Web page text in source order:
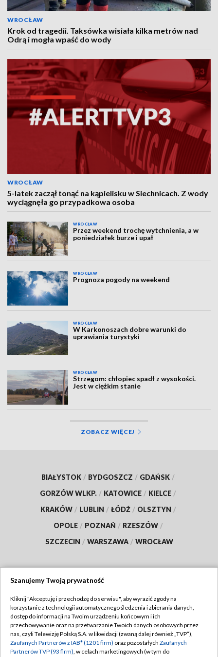
WROCŁAW
Krok od tragedii. Taksówka wisiała kilka metrów nad
Odrą i mogła wpaść do wody
WROCŁAW
5-latek zaczął tonąć na kąpielisku w Siechnicach. Z wody
wyciągnęła go przypadkowa osoba
WROCŁAW
Przez weekend trochę wytchnienia, a w
poniedziałek burze i upał
WROCŁAW
Prognoza pogody na weekend
WROCŁAW
W Karkonoszach dobre warunki do
uprawiania turystyki
WROCŁAW
Strzegom: chłopiec spadł z wysokości.
Jest w ciężkim stanie
ZOBACZ WIĘCEJ
BIAŁYSTOK / BYDGOSZCZ / GDAŃSK /
GORZÓW WLKP. / KATOWICE / KIELCE /
KRAKÓW / LUBLIN / ŁÓDŹ / OLSZTYN /
OPOLE / POZNAŃ / RZESZÓW /
SZCZECIN / WARSZAWA / WROCŁAW
TVP
Abonament TVP
Emisja w TVP
Regulamin TVP
Polityka prywatności
Szanujemy Twoją prywatność
Kliknij "Akceptuję i przechodzę do serwisu", aby wyrazić zgody na
korzystanie z technologii automatycznego śledzenia i zbierania danych,
dostęp do informacji na Twoim urządzeniu końcowym i ich
przechowywanie oraz na przetwarzanie Twoich danych osobowych przez
nas, czyli Telewizję Polską S.A. w likwidacji (zwaną dalej również „TVP”),
Zaufanych Partnerów z IAB* (1201 firm) oraz pozostałych Zaufanych
Partnerów TVP (93 firm), w celach marketingowych (w tym do